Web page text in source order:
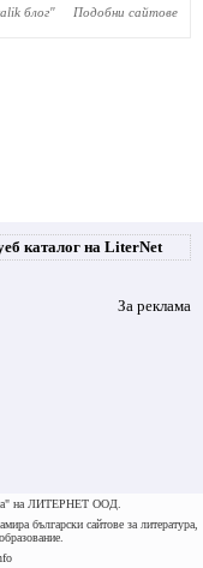
блог" Подобни сайтове
каталог на LiterNet
За реклама
на ЛИТЕРНЕТ ООД.
български сайтове за литература,